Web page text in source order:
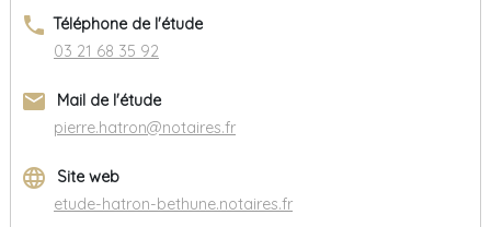
phone Téléphone de l'étude
03 21 68 35 92
email
Mail de l'étude
pierre.hatron@notaires.fr
language
Site web
etude-hatron-bethune.notaires.fr